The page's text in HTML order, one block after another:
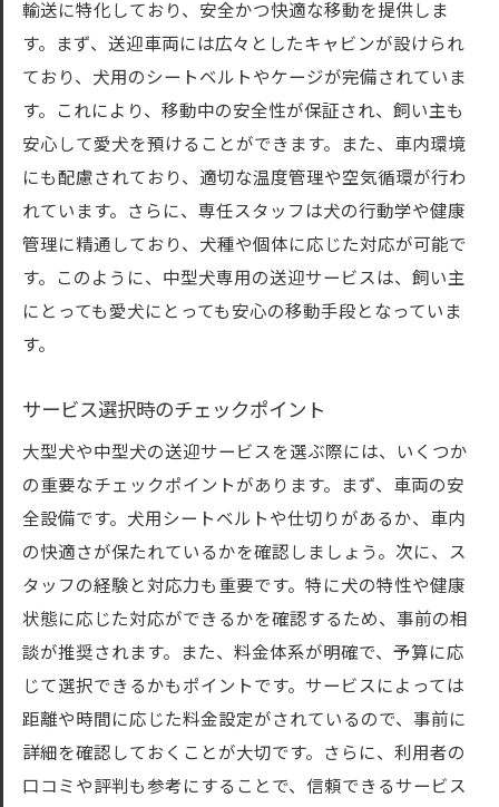
輸送に特化しており、安全かつ快適な移動を提供しま
す。まず、送迎車両には広々としたキャビンが設けられ
ており、犬用のシートベルトやケージが完備されていま
す。これにより、移動中の安全性が保証され、飼い主も
安心して愛犬を預けることができます。また、車内環境
にも配慮されており、適切な温度管理や空気循環が行わ
れています。さらに、専任スタッフは犬の行動学や健康
管理に精通しており、犬種や個体に応じた対応が可能で
す。このように、中型犬専用の送迎サービスは、飼い主
にとっても愛犬にとっても安心の移動手段となっていま
す。
サービス選択時のチェックポイント
大型犬や中型犬の送迎サービスを選ぶ際には、いくつか
の重要なチェックポイントがあります。まず、車両の安
全設備です。犬用シートベルトや仕切りがあるか、車内
の快適さが保たれているかを確認しましょう。次に、ス
タッフの経験と対応力も重要です。特に犬の特性や健康
状態に応じた対応ができるかを確認するため、事前の相
談が推奨されます。また、料金体系が明確で、予算に応
じて選択できるかもポイントです。サービスによっては
距離や時間に応じた料金設定がされているので、事前に
詳細を確認しておくことが大切です。さらに、利用者の
口コミや評判も参考にすることで、信頼できるサービス